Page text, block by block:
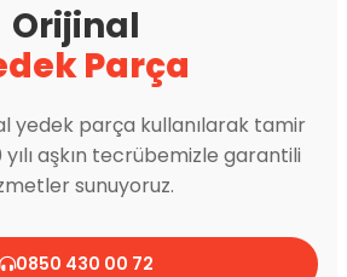
Orijinal
Parça
yedek parça kullanılarak tamir
aşkın tecrübemizle garantili
sunuyoruz.
0850 430 00 72